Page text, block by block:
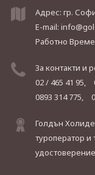
Адрес: гр.
E-mail:
Работно
За контакти и
02 / 465 41 95,
0893 314 775,
Голдън
туроператор и